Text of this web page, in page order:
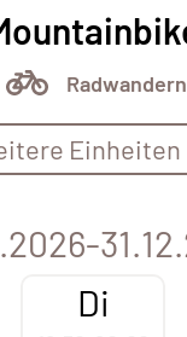
Radwandern
Einheiten
Di